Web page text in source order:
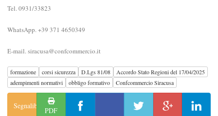
Tel. 0931/33823
WhatsApp. +39 371 4650349
E-mail. siracusa@confcommercio.it
formazione corsi sicurezza D.Lgs 81/08
Accordo Stato Regioni del 17/04/2025
adempimenti normativi
obbligo formativo Confcommercio Siracusa
Segnalibro
PDF